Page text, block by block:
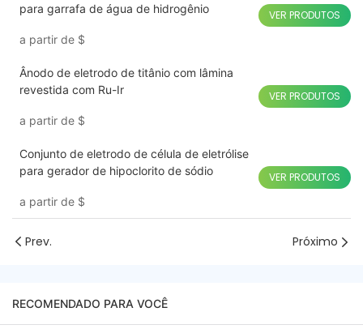
para garrafa de água de hidrogênio
a partir de $
VER PRODUTOS
Ânodo de eletrodo de titânio com lâmina
revestida com Ru-Ir
a partir de $
VER PRODUTOS
Conjunto de eletrodo de célula de eletrólise
para gerador de hipoclorito de sódio
a partir de $
VER PRODUTOS
Prev. Próximo
RECOMENDADO PARA VOCÊ